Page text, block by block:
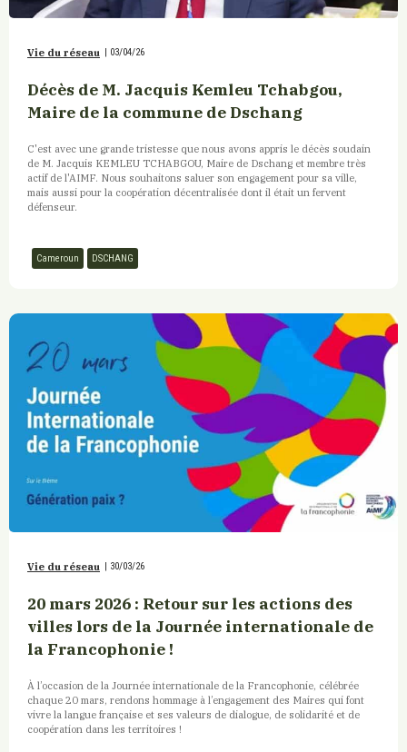
Vie du réseau | 03/04/26
Décès de M. Jacquis Kemleu Tchabgou,
Maire de la commune de Dschang
C'est avec une grande tristesse que nous avons appris le décès soudain
de M. Jacquis KEMLEU TCHABGOU, Maire de Dschang et membre très
actif de l'AIMF. Nous souhaitons saluer son engagement pour sa ville,
mais aussi pour la coopération décentralisée dont il était un fervent
défenseur.
Cameroun DSCHANG
Vie du réseau | 30/03/26
20 mars 2026 : Retour sur les actions des
villes lors de la Journée internationale de
la Francophonie !
À l’occasion de la Journée internationale de la Francophonie, célébrée
chaque 20 mars, rendons hommage à l’engagement des Maires qui font
vivre la langue française et ses valeurs de dialogue, de solidarité et de
coopération dans les territoires !